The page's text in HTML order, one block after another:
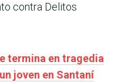
contra Delitos
termina en tragedia
joven en Santaní